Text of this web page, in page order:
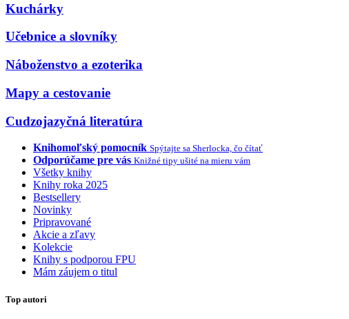
Kuchárky
Učebnice a slovníky
Náboženstvo a ezoterika
Mapy a cestovanie
Cudzojazyčná literatúra
Knihomoľský pomocník Spýtajte sa Sherlocka, čo čítať
Odporúčame pre vás Knižné tipy ušité na mieru vám
Všetky knihy
Knihy roka 2025
Bestsellery
Novinky
Pripravované
Akcie a zľavy
Kolekcie
Knihy s podporou FPU
Mám záujem o titul
Top autori